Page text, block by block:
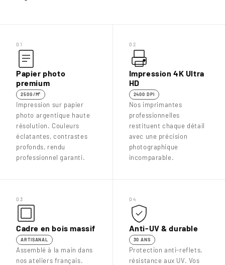
01
Papier photo
premium
250G/M²
Impression sur papier
photo argentique haute
résolution. Couleurs
éclatantes, contrastes
profonds, rendu
professionnel garanti.
02
Impression 4K Ultra
HD
2400 DPI
Nos imprimantes
professionnelles
restituent chaque détail
avec une précision
photographique
incomparable.
03
Cadre en bois massif
ARTISANAL
Assemblé à la main dans
nos ateliers français.
04
Anti-UV & durable
30 ANS
Protection anti-reflets,
résistance aux UV. Vos